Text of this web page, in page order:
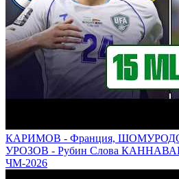
КАРИМОВ - Франция,
УРОЗОВ - Рубин Слова
ЧМ-2026